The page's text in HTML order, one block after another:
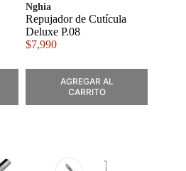
Nghia
Repujador de Cutícula
Deluxe P.08
$7,990
AGREGAR AL
CARRITO